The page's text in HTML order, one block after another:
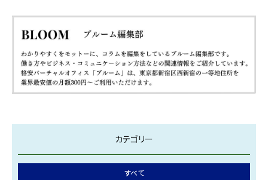
カテゴリー
すべて